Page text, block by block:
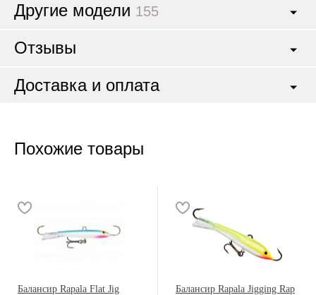
Другие модели 155
Отзывы
Доставка и оплата
Похожие товары
Балансир Rapala Flat Jig
Балансир Rapala Jigging Rap